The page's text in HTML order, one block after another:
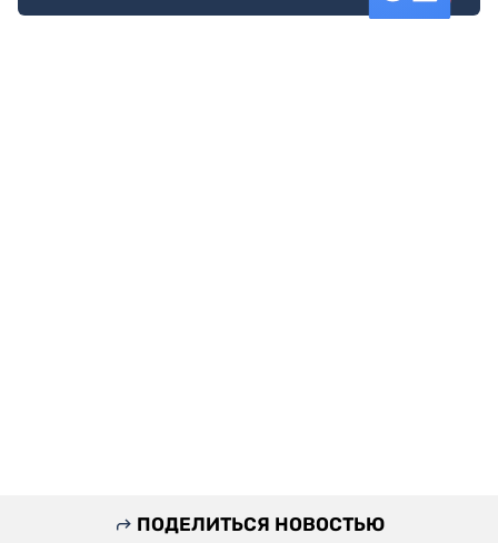
ПОДЕЛИТЬСЯ НОВОСТЬЮ